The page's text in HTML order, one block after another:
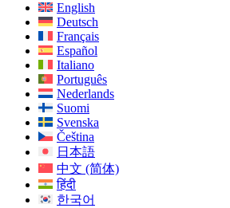
English
Deutsch
Français
Español
Italiano
Português
Nederlands
Suomi
Svenska
Čeština
日本語
中文 (简体)
हिंदी
한국어